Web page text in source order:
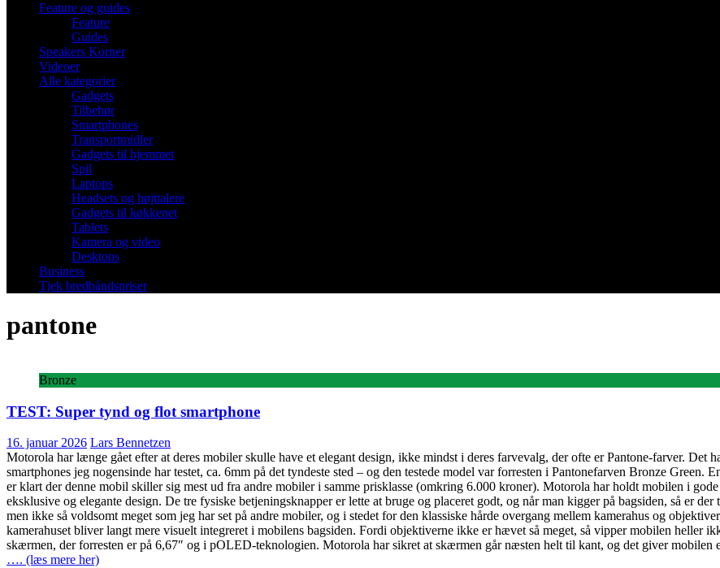
Feature og guides
Feature
Guides
Speakers Korner
Videoer
Alle kategorier
Gadgets
Tilbehør
Smartphones
Transportmidler
Gadgets til hjemmet
Spil
Laptops
Headsets og højttalere
Gadgets til køkkenet
Tablets
Kamera og video
Desktops
Business
Tjek bredbåndspriser
pantone
Bronze
TEST: Super tynd og flot smartphone
16. januar 2026 Lars Bennetzen
Motorola har længe gået efter at deres mobiler skulle have et elegant design, ikke mindst i deres farvevalg, der ofte er Pantone-farver. Det
smartphones jeg nogensinde har testet, ca. 6mm på det tyndeste sted – og den testede model var forresten i Pantonefarven Bronze
er klart der denne mobil skiller sig mest ud fra andre mobiler i samme prisklasse (omkring 6.000 kroner). Motorola har holdt mobilen i
eksklusive og elegante design. De tre fysiske betjeningsknapper er lette at bruge og placeret godt, og når man kigger på bagsiden, så er
men ikke så voldsomt meget som jeg har set på andre mobiler, og i stedet for den klassiske hårde overgang mellem kamerahus og
kamerahuset bliver langt mere visuelt integreret i mobilens bagsiden. Fordi objektiverne ikke er hævet så meget, så vipper mobilen heller
skærmen, der forresten er på 6,67″ og i pOLED-teknologien. Motorola har sikret at skærmen går næsten helt til kant, og det giver mobilen
…. (læs mere her)